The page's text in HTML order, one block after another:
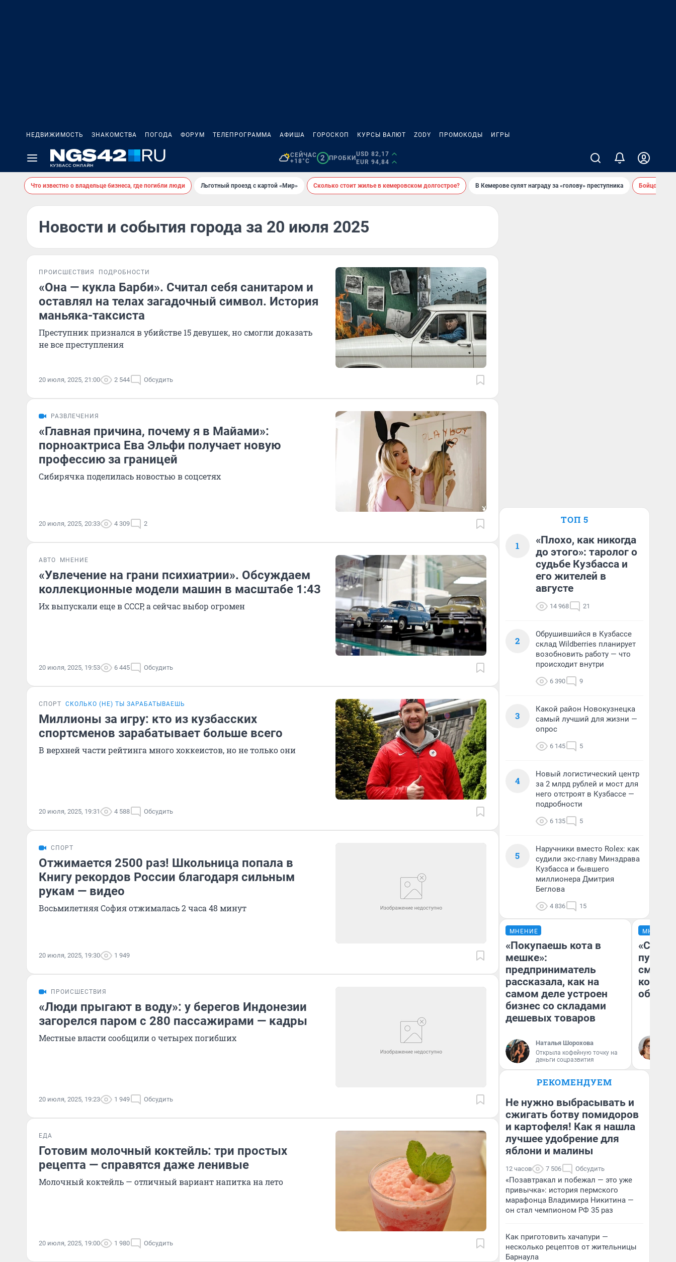
НЕДВИЖИМОСТЬ ЗНАКОМСТВА ПОГОДА ФОРУМ ТЕЛЕПРОГРАММА АФИША ГОРОСКОП КУРСЫ ВАЛЮТ ZODY ПРОМОКОДЫ ИГРЫ
СЕЙЧАС
+18°C
2 ПРОБКИ
USD 82,17
EUR 94,84
Что известно о владельце бизнеса, где погибли люди Льготный проезд с картой «Мир» Сколько стоит жилье в кемеровском долгострое? В Кемерове сулят награду за «голову» преступника Бойцовский
Новости и события города за 20 июля 2025
ПРОИСШЕСТВИЯ ПОДРОБНОСТИ
«Она — кукла Барби». Считал себя санитаром и
оставлял на телах загадочный символ. История
маньяка-таксиста
Преступник признался в убийстве 15 девушек, но смогли доказать
не все преступления
20 июля, 2025, 21:00 2 544 Обсудить
РАЗВЛЕЧЕНИЯ
«Главная причина, почему я в Майами»:
порноактриса Ева Эльфи получает новую
профессию за границей
Сибирячка поделилась новостью в соцсетях
20 июля, 2025, 20:33 4 309 2
АВТО МНЕНИЕ
«Увлечение на грани психиатрии». Обсуждаем
коллекционные модели машин в масштабе 1:43
Их выпускали еще в СССР, а сейчас выбор огромен
20 июля, 2025, 19:53 6 445 Обсудить
СПОРТ СКОЛЬКО (НЕ) ТЫ ЗАРАБАТЫВАЕШЬ
Миллионы за игру: кто из кузбасских
спортсменов зарабатывает больше всего
В верхней части рейтинга много хоккеистов, но не только они
20 июля, 2025, 19:31 4 588 Обсудить
СПОРТ
Отжимается 2500 раз! Школьница попала в
Книгу рекордов России благодаря сильным
рукам — видео
Восьмилетняя София отжималась 2 часа 48 минут
20 июля, 2025, 19:30 1 949
ПРОИСШЕСТВИЯ
«Люди прыгают в воду»: у берегов Индонезии
загорелся паром с 280 пассажирами — кадры
Местные власти сообщили о четырех погибших
20 июля, 2025, 19:23 1 949 Обсудить
ЕДА
Готовим молочный коктейль: три простых
рецепта — справятся даже ленивые
Молочный коктейль — отличный вариант напитка на лето
20 июля, 2025, 19:00 1 980 Обсудить
ТОП 5
1
«Плохо, как никогда
до этого»: таролог о
судьбе Кузбасса и
его жителей в
августе
14 968 21
2
Обрушившийся в Кузбассе
склад Wildberries планирует
возобновить работу — что
происходит внутри
6 390 9
3
Какой район Новокузнецка
самый лучший для жизни —
опрос
6 145 5
4
Новый логистический центр
за 2 млрд рублей и мост для
него отстроят в Кузбассе —
подробности
6 135 5
5
Наручники вместо Rolex: как
судили экс-главу Минздрава
Кузбасса и бывшего
миллионера Дмитрия
Беглова
4 836 15
МНЕНИЕ
«Покупаешь кота в
мешке»:
предприниматель
рассказала, как на
самом деле устроен
бизнес со складами
дешевых товаров
Наталья Шорохова
Открыла кофейную точку на
деньги соцразвития
МНЕНИЕ
РЕКОМЕНДУЕМ
Не нужно выбрасывать и
сжигать ботву помидоров
и картофеля! Как я нашла
лучшее удобрение для
яблони и малины
12 часов 7 506 Обсудить
«Позавтракал и побежал — это уже
привычка»: история пермского
марафонца Владимира Никитина —
он стал чемпионом РФ 35 раз
Как приготовить хачапури —
несколько рецептов от жительницы
Барнаула